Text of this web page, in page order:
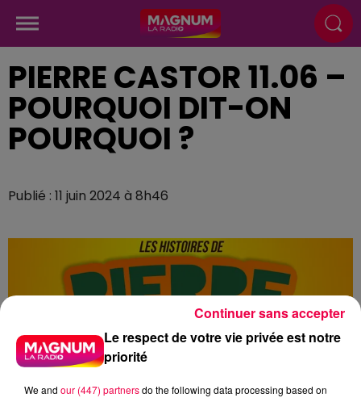
PIERRE CASTOR 11.06 –
POURQUOI DIT-ON
POURQUOI ?
Publié : 11 juin 2024 à 8h46
Le respect de votre vie privée est notre
priorité
We and our (447) partnersdo the following data processing based on
Continuer sans accepter